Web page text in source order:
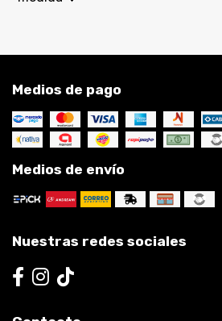
Medios de pago
Medios de envío
Nuestras redes sociales